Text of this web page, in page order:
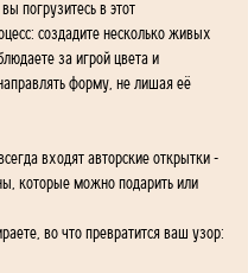
погрузитесь в этот
создадите несколько живых
за игрой цвета и
форму, не лишая её
входят авторские открытки -
которые можно подарить или
во что превратится ваш узор: